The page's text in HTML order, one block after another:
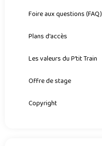
Foire aux questions (FAQ)
Plans d'accès
Les valeurs du P'tit Train
Offre de stage
Copyright